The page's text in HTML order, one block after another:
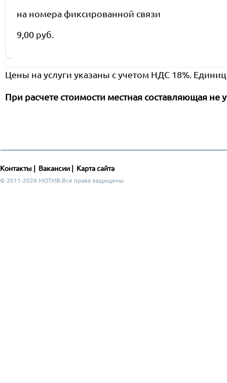
на номера фиксированной связи
9,00 руб.
Цены на услуги указаны с учетом НДС 18%.
При расчете стоимости местная составляющая не
Контакты Вакансии Карта сайта
© 2011-2026 МОТИВ.Все права защищены